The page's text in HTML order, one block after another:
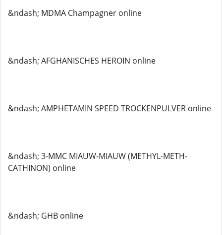
&ndash; MDMA Champagner online
&ndash; AFGHANISCHES HEROIN online
&ndash; AMPHETAMIN SPEED TROCKENPULVER online
&ndash; 3-MMC MIAUW-MIAUW (METHYL-METH-
CATHINON) online
&ndash; GHB online